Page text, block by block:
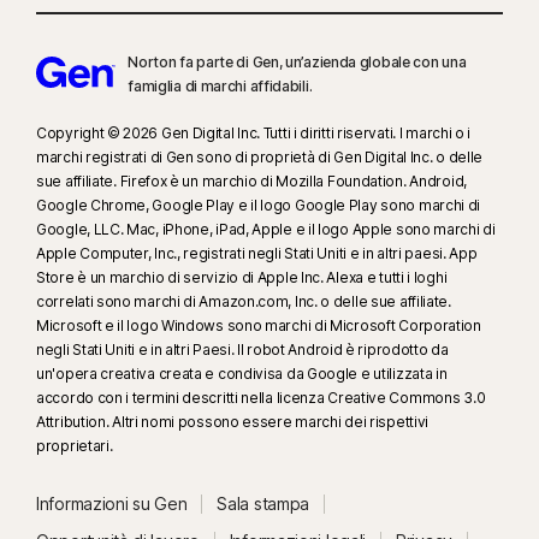
L'accesso al portale Protezione minori non è supportato su Internet
Explorer. Su iOS e Android, è possibile utilizzare il browser Norton in-app
Il dispositivo deve essere acceso e disporre di un piano Internet/dati.
Dark Web Monitoring non è disponibile in tutti i Paesi. Le informazioni
monitorate variano in base al Paese di residenza. Monitora per
impostazione predefinita il tuo indirizzo e-mail e il monitoraggio inizia
immediatamente. Accedi al tuo account per inserire ulteriori informazioni
da monitorare.
Disponibile solo su dispositivi Android e iOS con autenticazione tramite
impronta digitale o Touch ID/Face ID attivati.
richiede un dispositivo mobile con l’app installata. È necessario avere
Norton fa parte di Gen, un’azienda globale con una
famiglia di marchi affidabili.
Copyright © 2026 Gen Digital Inc. Tutti i diritti riservati. I marchi o i
marchi registrati di Gen sono di proprietà di Gen Digital Inc. o delle
sue affiliate. Firefox è un marchio di Mozilla Foundation. Android,
Google Chrome, Google Play e il logo Google Play sono marchi di
Google, LLC. Mac, iPhone, iPad, Apple e il logo Apple sono marchi di
Apple Computer, Inc., registrati negli Stati Uniti e in altri paesi. App
Store è un marchio di servizio di Apple Inc. Alexa e tutti i loghi
correlati sono marchi di Amazon.com, Inc. o delle sue affiliate.
Microsoft e il logo Windows sono marchi di Microsoft Corporation
negli Stati Uniti e in altri Paesi. Il robot Android è riprodotto da
un'opera creativa creata e condivisa da Google e utilizzata in
accordo con i termini descritti nella licenza Creative Commons 3.0
Attribution. Altri nomi possono essere marchi dei rispettivi
proprietari.
Informazioni su Gen
Sala stampa